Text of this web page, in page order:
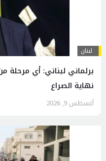
لبنان
برلماني لبناني: أي مرحلة
نهاية الصراع
أغسطس 9, 2026